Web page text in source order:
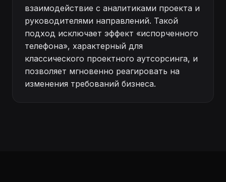
взаимодействие с аналитиками проекта и
руководителями направлений. Такой
подход исключает эффект «испорченного
телефона», характерный для
классического проектного аутсорсинга, и
позволяет мгновенно реагировать на
изменения требований бизнеса.